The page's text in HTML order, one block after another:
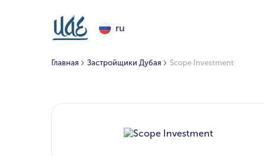
ru
Главная Застройщики Дубая Scope Investment